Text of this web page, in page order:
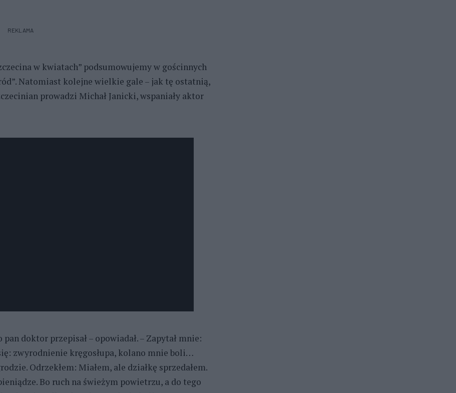
REKLAMA
w kwiatach” podsumowujemy w gościnnych
Natomiast kolejne wielkie gale – jak tę ostatnią,
prowadzi Michał Janicki, wspaniały aktor
doktor przepisał – opowiadał. – Zapytał mnie:
zwyrodnienie kręgosłupa, kolano mnie boli…
Odrzekłem: Miałem, ale działkę sprzedałem.
Bo ruch na świeżym powietrzu, a do tego